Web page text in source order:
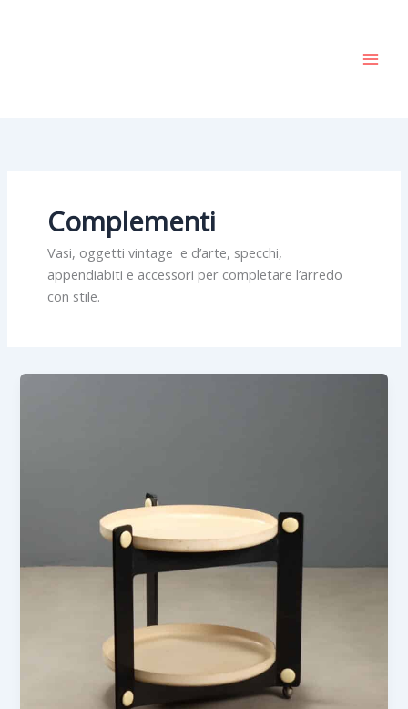
Complementi
Vasi, oggetti vintage e d’arte, specchi,
appendiabiti e accessori per completare l’arredo
con stile.